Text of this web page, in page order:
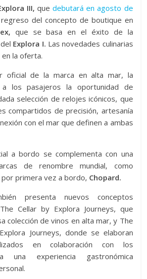
III, quedebutará en agosto de
del concepto de boutique en
que se basa en el éxito de la
Explora I. Las novedades culinarias
la oferta.
oficial de la marca en alta mar, la
los pasajeros la oportunidad de
selección de relojes icónicos, que
compartidos de precisión, artesanía
con el mar que definen a ambas
a bordo se complementa con una
de renombre mundial, como
por primera vez a bordo, Chopard.
presenta nuevos conceptos
Cellar by Explora Journeys, que
colección de vinos en alta mar, y The
Journeys, donde se elaboran
en colaboración con los
una experiencia gastronómica